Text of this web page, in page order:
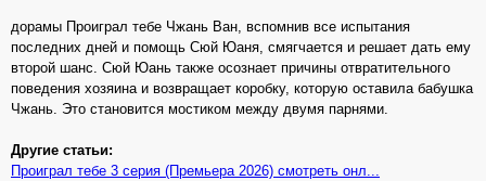
дорамы Проиграл тебе Чжань Ван, вспомнив все испытания
последних дней и помощь Сюй Юаня, смягчается и решает дать ему
второй шанс. Сюй Юань также осознает причины отвратительного
поведения хозяина и возвращает коробку, которую оставила бабушка
Чжань. Это становится мостиком между двумя парнями.
Другие статьи:
Проиграл тебе 3 серия (Премьера 2026) смотреть онл...